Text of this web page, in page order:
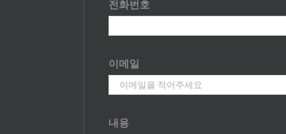
전화번호
이메일
내용